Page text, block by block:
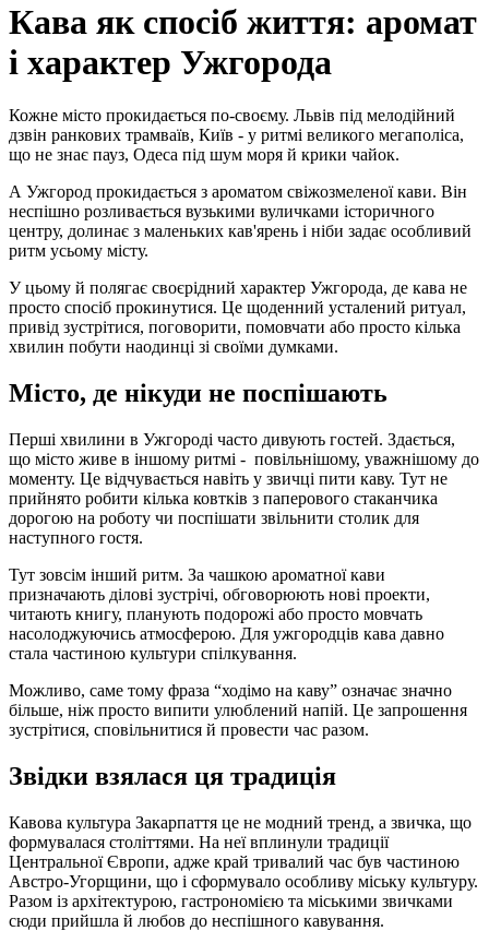
Кава як спосіб життя: аромат
і характер Ужгорода
Кожне місто прокидається по-своєму. Львів під мелодійний
дзвін ранкових трамваїв, Київ - у ритмі великого мегаполіса,
що не знає пауз, Одеса під шум моря й крики чайок.
А Ужгород прокидається з ароматом свіжозмеленої кави. Він
неспішно розливається вузькими вуличками історичного
центру, долинає з маленьких кав'ярень і ніби задає особливий
ритм усьому місту.
У цьому й полягає своєрідний характер Ужгорода, де кава не
просто спосіб прокинутися. Це щоденний усталений ритуал,
привід зустрітися, поговорити, помовчати або просто кілька
хвилин побути наодинці зі своїми думками.
Місто, де нікуди не поспішають
Перші хвилини в Ужгороді часто дивують гостей. Здається,
що місто живе в іншому ритмі - повільнішому, уважнішому до
моменту. Це відчувається навіть у звичці пити каву. Тут не
прийнято робити кілька ковтків з паперового стаканчика
дорогою на роботу чи поспішати звільнити столик для
наступного гостя.
Тут зовсім інший ритм. За чашкою ароматної кави
призначають ділові зустрічі, обговорюють нові проекти,
читають книгу, планують подорожі або просто мовчать
насолоджуючись атмосферою. Для ужгородців кава давно
стала частиною культури спілкування.
Можливо, саме тому фраза “ходімо на каву” означає значно
більше, ніж просто випити улюблений напій. Це запрошення
зустрітися, сповільнитися й провести час разом.
Звідки взялася ця традиція
Кавова культура Закарпаття це не модний тренд, а звичка, що
формувалася століттями. На неї вплинули традиції
Центральної Європи, адже край тривалий час був частиною
Австро-Угорщини, що і сформувало особливу міську культуру.
Разом із архітектурою, гастрономією та міськими звичками
сюди прийшла й любов до неспішного кавування.